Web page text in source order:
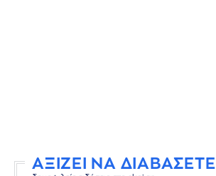
ΑΞΙΖΕΙ ΝΑ ΔΙΑΒΑΣΕΤΕ